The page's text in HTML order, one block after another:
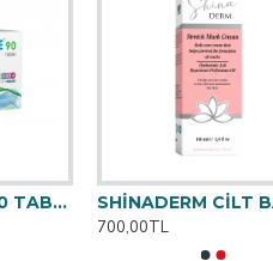
ARTHRODEESE 90 TABLET
700,00TL